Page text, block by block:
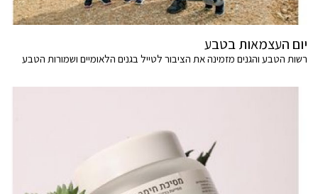
יום העצמאות בטבע
רשות הטבע והגנים מזמינה את הציבור לטייל בגנים הלאומיים ושמורות הטבע